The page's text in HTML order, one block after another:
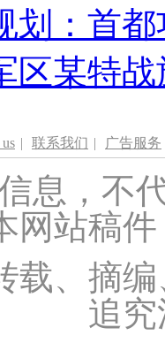
划：首
区某特
| 联系我们 | 广告服务
息，不
网站稿
载、摘
追